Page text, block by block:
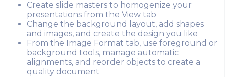
Create slide masters to homogenize your
presentations from the View tab
Change the background layout, add shapes
and images, and create the design you like
From the Image Format tab, use foreground or
background tools, manage automatic
alignments, and reorder objects to create a
quality document